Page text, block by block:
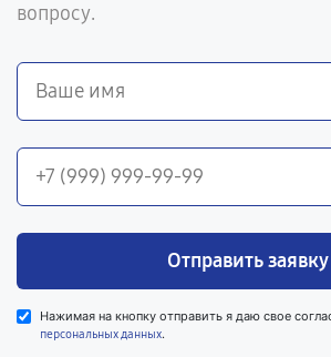
вопросу.
Отправить заявку
Нажимая на кнопку отправить я даю свое
персональных данных.